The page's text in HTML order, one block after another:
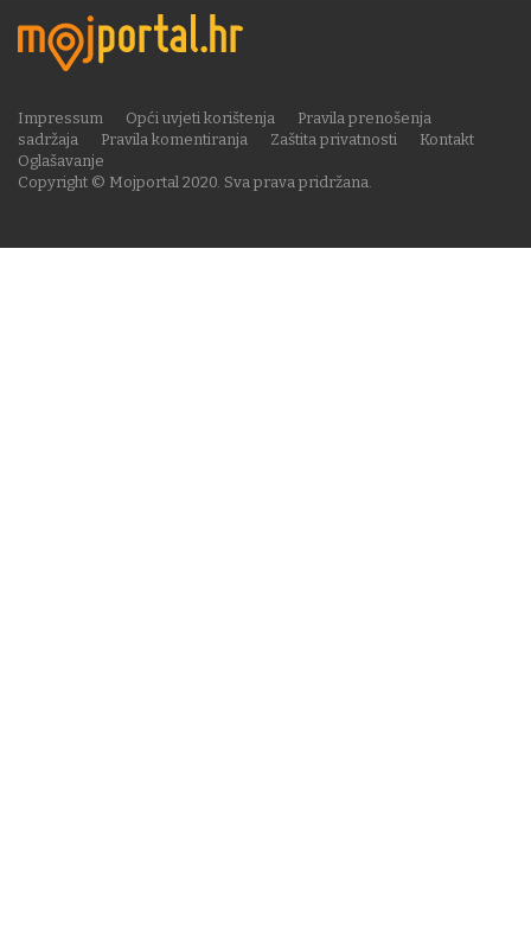
Copyright © Mojportal 2020. Sva prava pridržana.
Impressum Opći uvjeti korištenja
Pravila prenošenja
sadržaja
Pravila komentiranja Zaštita privatnosti
Kontakt
Oglašavanje